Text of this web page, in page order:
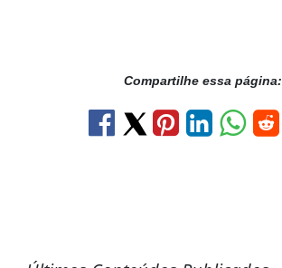
Compartilhe essa página: